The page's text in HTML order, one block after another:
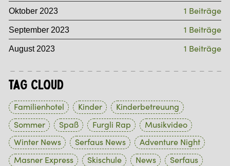
Oktober 2023 1 Beiträge
September 2023 1 Beiträge
August 2023 1 Beiträge
Tag Cloud
Familienhotel Kinder
Kinderbetreuung
Sommer
Spaß Furgli Rap
Musikvideo
Winter News
Serfaus News
Adventure Night
Masner Express
Skischule News
Serfaus